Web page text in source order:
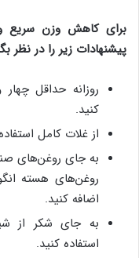
برای کاهش وزن سریع
پیشنهادات زیر را در نظر
روزانه حداقل
کنید.
از غلات کامل
به جای روغن‌های
روغن‌های هسته
اضافه کنید.
به جای شکر از
استفاده کنید.